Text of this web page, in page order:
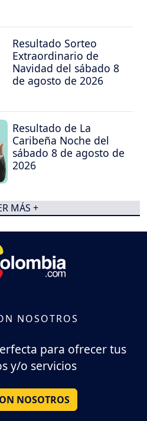
Resultado Sorteo
Extraordinario de
Navidad del sábado 8
de agosto de 2026
Resultado de La
Caribeña Noche del
sábado 8 de agosto de
2026
MÁS +
NOSOTROS
para ofrecer tus
y/o servicios
NOSOTROS